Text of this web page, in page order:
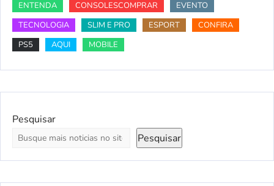
ENTENDA
CONSOLESCOMPRAR
EVENTO
TECNOLOGIA
SLIM E PRO ESPORT
CONFIRA
PS5
AQUI MOBILE
Pesquisar
Pesquisar